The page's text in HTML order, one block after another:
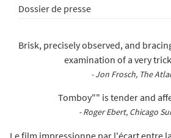
Dossier de presse
Brisk, precisely observed, and
examination of a very
- Jon Frosch, The
Tomboy"" is tender and
- Roger Ebert, Chicago
Le film impressionne par l'écart entre